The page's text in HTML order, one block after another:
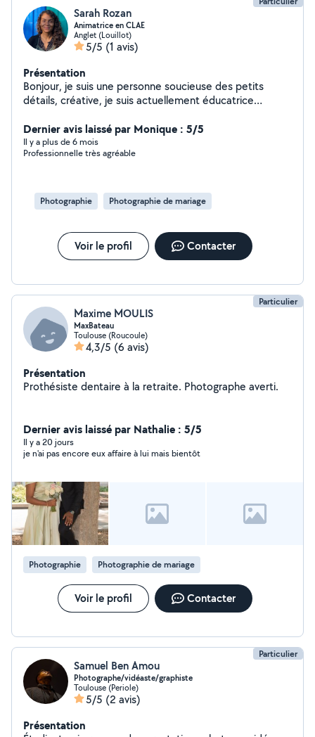
Sarah Rozan
Animatrice en CLAE
Anglet (Louillot)
5/5 (1 avis)
Présentation
Bonjour, je suis une personne soucieuse des petits
détails, créative, je suis actuellement éducatrice
Je suis diplômé du DEES d'éducatrice spécialisée . Je
suis aussi photographe de formation, je propose mes
services pour réaliser des mariages, portraits, shooting,..
Dernier avis laissé par Monique : 5/5
Il y a plus de 6 mois
Professionnelle très agréable
Photographie Photographie de mariage
Voir le profil Contacter
Particulier
Maxime MOULIS
MaxBateau
Toulouse (Roucoule)
4,3/5 (6 avis)
Présentation
Prothésiste dentaire à la retraite. Photographe averti.
Dernier avis laissé par Nathalie : 5/5
Il y a 20 jours
je n'ai pas encore eux affaire à lui mais bientôt
Photographie Photographie de mariage
Voir le profil Contacter
Particulier
Samuel Ben Amou
Photographe/vidéaste/graphiste
Toulouse (Periole)
5/5 (2 avis)
Présentation